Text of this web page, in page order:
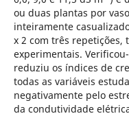
ou duas plantas por
inteiramente
x 2 com três repetições,
experimentais.
reduziu os índices de
todas as variáveis
negativamente pelo
da condutividade